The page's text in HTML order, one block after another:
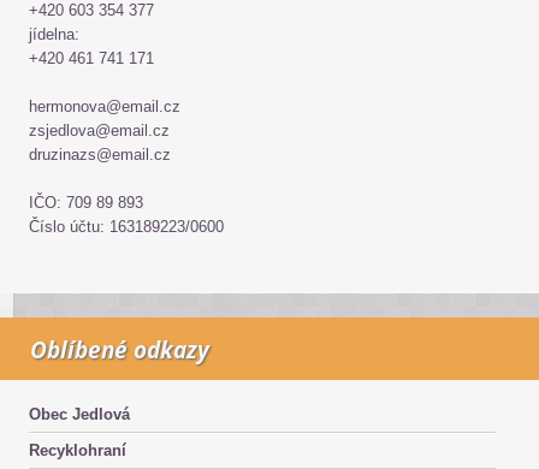
+420 603 354 377
jídelna:
+420 461 741 171
hermonova@email.cz
zsjedlova@email.cz
druzinazs@email.cz
IČO: 709 89 893
Číslo účtu: 163189223/0600
Oblíbené odkazy
Obec Jedlová
Recyklohraní